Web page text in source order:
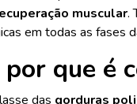
muscular.
em todas as fases
que é
das gorduras